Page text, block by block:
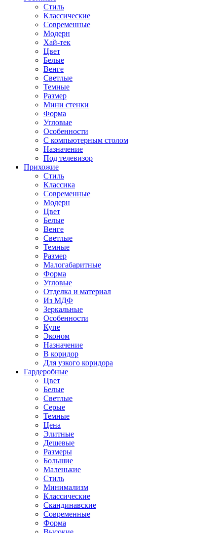
Стиль
Классические
Современные
Модерн
Хай-тек
Цвет
Белые
Венге
Светлые
Темные
Размер
Мини стенки
Форма
Угловые
Особенности
С компьютерным столом
Назначение
Под телевизор
Прихожие
Стиль
Классика
Современные
Модерн
Цвет
Белые
Венге
Светлые
Темные
Размер
Малогабаритные
Форма
Угловые
Отделка и материал
Из МДФ
Зеркальные
Особенности
Купе
Эконом
Назначение
В коридор
Для узкого коридора
Гардеробные
Цвет
Белые
Светлые
Серые
Темные
Цена
Элитные
Дешевые
Размеры
Большие
Маленькие
Стиль
Минимализм
Классические
Скандинавские
Современные
Форма